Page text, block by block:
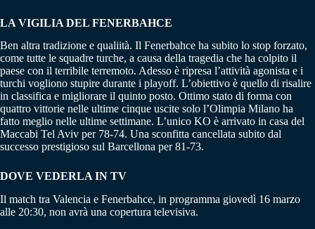
LA VIGILIA DEL FENERBAHCE
Ben altra tradizione e qualiità. Il Fenerbahce ha subito lo stop forzato,
come tutte le squadre turche, a causa della tragedia che ha colpito il
paese con il terribile terremoto. Adesso è ripresa l’attività agonista e i
turchi vogliono stupire durante i playoff. L’obiettivo è quello di risalire
in classifica e migliorare il quinto posto. Ottimo stato di forma con
quattro vittorie nelle ultime cinque uscite solo l’Olimpia Milano ha
fatto meglio nelle ultime settimane. L’unico KO è arrivato in casa del
Maccabi Tel Aviv per 78-74. Una sconfitta cancellata subito dal
successo prestigioso sul Barcellona per 81-73.
DOVE VEDERLA IN TV
Il match tra Valencia e Fenerbahce, in programma giovedì 16 marzo
alle 20:30, non avrà una copertura televisiva.